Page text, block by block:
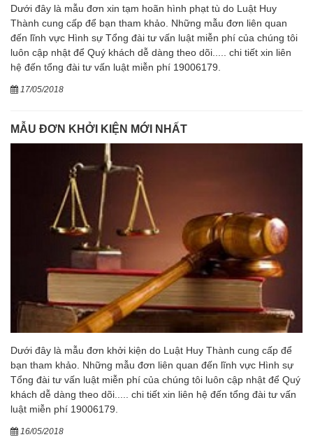
Dưới đây là mẫu đơn xin tạm hoãn hình phạt tù do Luật Huy
Thành cung cấp để bạn tham khảo. Những mẫu đơn liên quan
đến lĩnh vực Hình sự Tổng đài tư vấn luật miễn phí của chúng tôi
luôn cập nhật để Quý khách dễ dàng theo dõi..... chi tiết xin liên
hệ đến tổng đài tư vấn luật miễn phí 19006179.
17/05/2018
MẪU ĐƠN KHỞI KIỆN MỚI NHẤT
Dưới đây là mẫu đơn khởi kiện do Luật Huy Thành cung cấp để
bạn tham khảo. Những mẫu đơn liên quan đến lĩnh vực Hình sự
Tổng đài tư vấn luật miễn phí của chúng tôi luôn cập nhật để Quý
khách dễ dàng theo dõi..... chi tiết xin liên hệ đến tổng đài tư vấn
luật miễn phí 19006179.
16/05/2018